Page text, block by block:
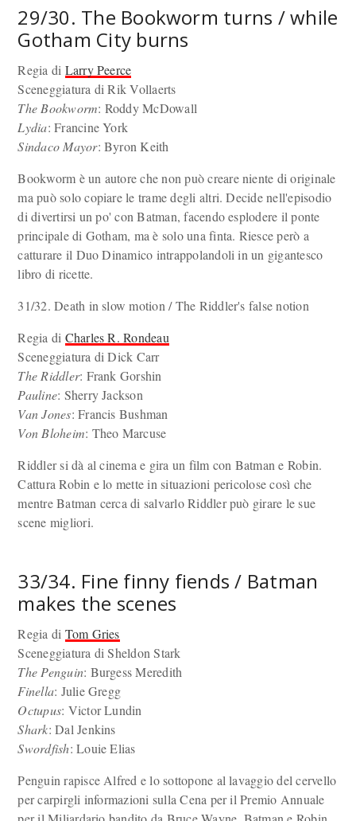
29/30. The Bookworm turns / while
Gotham City burns
Regia di Larry Peerce
Sceneggiatura di Rik Vollaerts
The Bookworm: Roddy McDowall
Lydia: Francine York
Sindaco Mayor: Byron Keith
Bookworm è un autore che non può creare niente di originale
ma può solo copiare le trame degli altri. Decide nell'episodio
di divertirsi un po' con Batman, facendo esplodere il ponte
principale di Gotham, ma è solo una finta. Riesce però a
catturare il Duo Dinamico intrappolandoli in un gigantesco
libro di ricette.
31/32. Death in slow motion / The Riddler's false notion
Regia di Charles R. Rondeau
Sceneggiatura di Dick Carr
The Riddler: Frank Gorshin
Pauline: Sherry Jackson
Van Jones: Francis Bushman
Von Bloheim: Theo Marcuse
Riddler si dà al cinema e gira un film con Batman e Robin.
Cattura Robin e lo mette in situazioni pericolose così che
mentre Batman cerca di salvarlo Riddler può girare le sue
scene migliori.
33/34. Fine finny fiends / Batman
makes the scenes
Regia di Tom Gries
Sceneggiatura di Sheldon Stark
The Penguin: Burgess Meredith
Finella: Julie Gregg
Octupus: Victor Lundin
Shark: Dal Jenkins
Swordfish: Louie Elias
Penguin rapisce Alfred e lo sottopone al lavaggio del cervello
per carpirgli informazioni sulla Cena per il Premio Annuale